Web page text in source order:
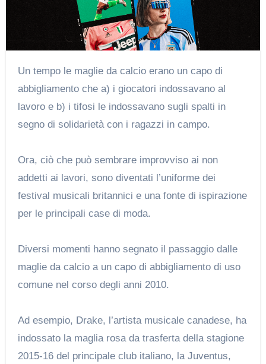
Un tempo le maglie da calcio erano un capo di
abbigliamento che a) i giocatori indossavano al
lavoro e b) i tifosi le indossavano sugli spalti in
segno di solidarietà con i ragazzi in campo.
Ora, ciò che può sembrare improvviso ai non
addetti ai lavori, sono diventati l’uniforme dei
festival musicali britannici e una fonte di ispirazione
per le principali case di moda.
Diversi momenti hanno segnato il passaggio dalle
maglie da calcio a un capo di abbigliamento di uso
comune nel corso degli anni 2010.
Ad esempio, Drake, l’artista musicale canadese, ha
indossato la maglia rosa da trasferta della stagione
2015-16 del principale club italiano, la Juventus,